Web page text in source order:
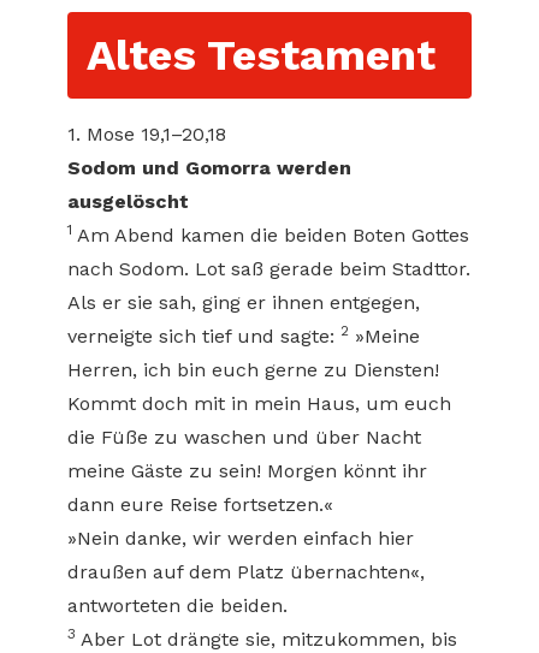
Altes Testament
1. Mose 19,1–20,18
Sodom und Gomorra werden
ausgelöscht
1 Am Abend kamen die beiden Boten Gottes
nach Sodom. Lot saß gerade beim Stadttor.
Als er sie sah, ging er ihnen entgegen,
verneigte sich tief und sagte: 2 »Meine
Herren, ich bin euch gerne zu Diensten!
Kommt doch mit in mein Haus, um euch
die Füße zu waschen und über Nacht
meine Gäste zu sein! Morgen könnt ihr
dann eure Reise fortsetzen.«
»Nein danke, wir werden einfach hier
draußen auf dem Platz übernachten«,
antworteten die beiden.
3 Aber Lot drängte sie, mitzukommen, bis